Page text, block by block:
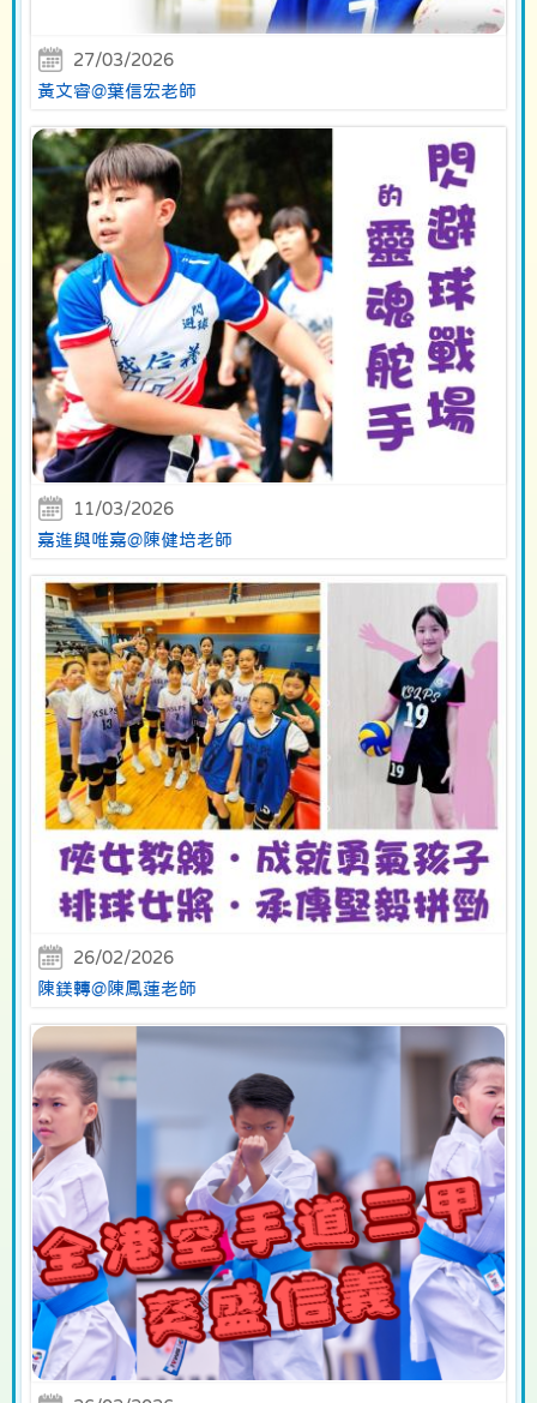
27/03/2026
黃文睿@葉信宏老師
11/03/2026
嘉進與唯嘉@陳健培老師
26/02/2026
陳鎂轉@陳鳳蓮老師